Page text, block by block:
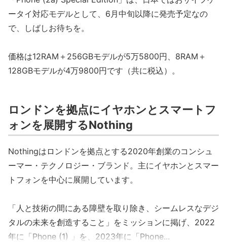
ータイ対応モデルとして、6月中旬以降に発売予定なの
で、しばしお待ちを。
価格は12RAM＋256GBモデルが5万5800円、8RAM＋
128GBモデルが4万9800円です（共に税込）。
ロンドンを拠点にイヤホンとスマートフ
ォンを展開するNothing
Nothingはロンドンを拠点とする2020年創業のコンシュ
ーマー・テクノロジー・ブランド。主にイヤホンとスマー
トフォンを中心に展開しています。
「人と技術の間にある障壁を取り除き、シームレスなデジ
タルの未来を創造すること」をミッションに掲げ、2022
年に「Phone (1) 」を、2023年に「Phone...